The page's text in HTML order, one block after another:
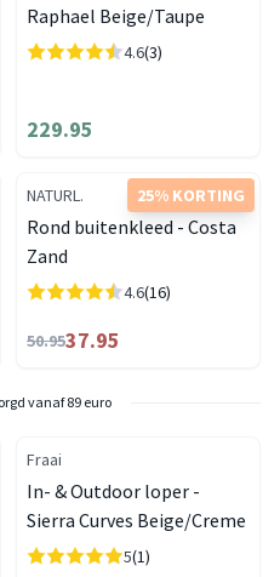
Raphael Beige/Taupe
4.6(3)
229.95
25% KORTING
NATURL.
Rond buitenkleed - Costa
Zand
4.6(16)
50.9537.95
vanaf 89 euro
Fraai
In- & Outdoor loper -
Sierra Curves Beige/Creme
5(1)